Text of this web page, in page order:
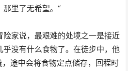
里了无希望。“
家说，最艰难的处境之一是接近
没有什么食物了。在徒步中，他
途中会将食物定点储存，回程时